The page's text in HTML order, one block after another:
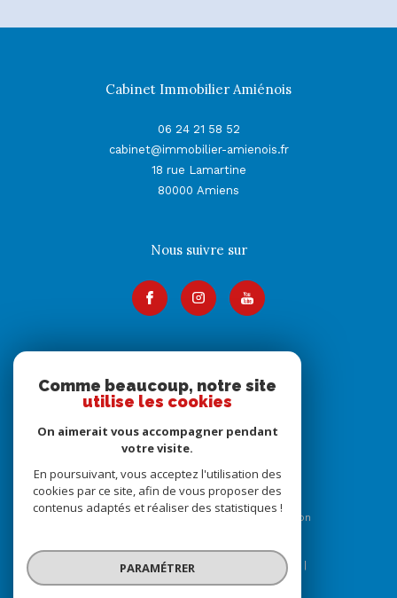
Cabinet Immobilier Amiénois
06 24 21 58 52
cabinet@immobilier-amienois.fr
18 rue Lamartine
80000
Amiens
Nous suivre sur
Adhérents
© 2026 | Tous droits réservés | Traduction
Nos honoraires
Plan du site
Mentions légales
Nos liens
Comme beaucoup, notre site
utilise les cookies
On aimerait vous accompagner pendant
votre visite.
En poursuivant, vous acceptez l'utilisation des
cookies par ce site, afin de vous proposer des
contenus adaptés et réaliser des statistiques !
PARAMÉTRER